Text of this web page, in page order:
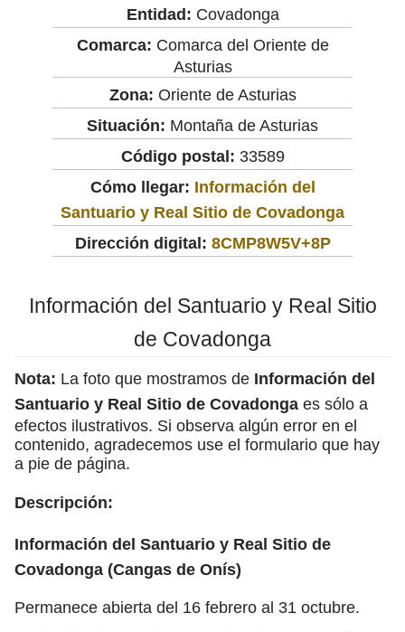
Entidad: Covadonga
Comarca: Comarca del Oriente de
Asturias
Zona: Oriente de Asturias
Situación: Montaña de Asturias
Código postal: 33589
Cómo llegar: Información del
Santuario y Real Sitio de Covadonga
Dirección digital: 8CMP8W5V+8P
Información del Santuario y Real Sitio
de Covadonga
Nota: La foto que mostramos de Información del
Santuario y Real Sitio de Covadonga es sólo a
efectos ilustrativos. Si observa algún error en el
contenido, agradecemos use el formulario que hay
a pie de página.
Descripción:
Información del Santuario y Real Sitio de
Covadonga (Cangas de Onís)
Permanece abierta del 16 febrero al 31 octubre.